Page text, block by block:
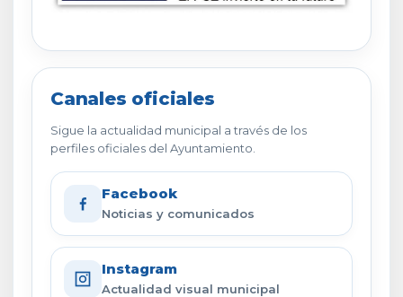
Canales oficiales
Sigue la actualidad municipal a través de los
perfiles oficiales del Ayuntamiento.
Facebook
Noticias y comunicados
Instagram
Actualidad visual municipal